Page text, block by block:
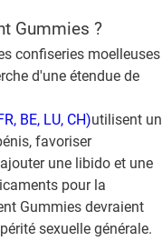
Gummies ?
confiseries moelleuses
d'une étendue de
BE, LU, CH)utilisent un
favoriser
une libido et une
pour la
Gummies devraient
sexuelle générale.